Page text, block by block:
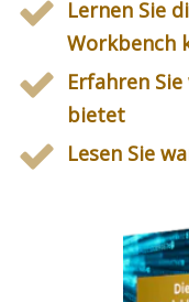
Lernen Sie
Workbench
Erfahren
bietet
Lesen Sie